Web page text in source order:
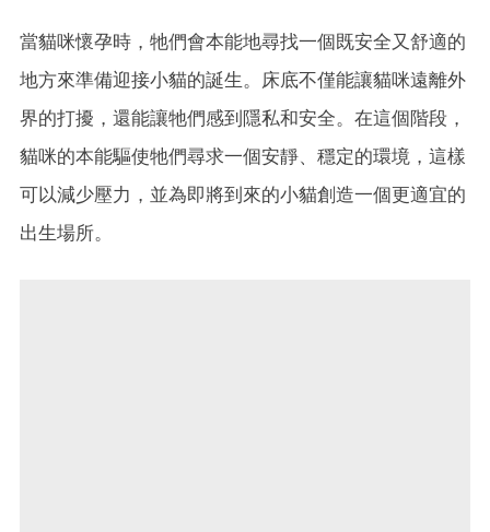
當貓咪懷孕時，牠們會本能地尋找一個既安全又舒適的
地方來準備迎接小貓的誕生。床底不僅能讓貓咪遠離外
界的打擾，還能讓牠們感到隱私和安全。在這個階段，
貓咪的本能驅使牠們尋求一個安靜、穩定的環境，這樣
可以減少壓力，並為即將到來的小貓創造一個更適宜的
出生場所。